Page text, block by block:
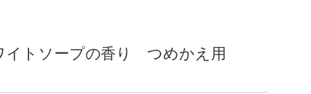
トソープの香り つめかえ用